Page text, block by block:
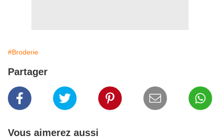
#Broderie
Partager
Vous aimerez aussi